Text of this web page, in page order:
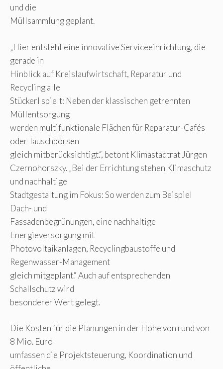
und die
Müllsammlung geplant.
„Hier entsteht eine innovative Serviceeinrichtung, die
gerade in
Hinblick auf Kreislaufwirtschaft, Reparatur und
Recycling alle
Stückerl spielt: Neben der klassischen getrennten
Müllentsorgung
werden multifunktionale Flächen für Reparatur-Cafés
oder Tauschbörsen
gleich mitberücksichtigt.“, betont Klimastadtrat Jürgen
Czernohorszky. „Bei der Errichtung stehen Klimaschutz
und nachhaltige
Stadtgestaltung im Fokus: So werden zum Beispiel
Dach- und
Fassadenbegrünungen, eine nachhaltige
Energieversorgung mit
Photovoltaikanlagen, Recyclingbaustoffe und
Regenwasser-Management
gleich mitgeplant.“ Auch auf entsprechenden
Schallschutz wird
besonderer Wert gelegt.
Die Kosten für die Planungen in der Höhe von rund von
8 Mio. Euro
umfassen die Projektsteuerung, Koordination und